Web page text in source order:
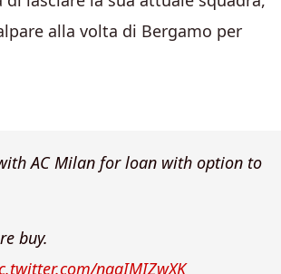
alla volta di Bergamo per
nagIMIZwXK